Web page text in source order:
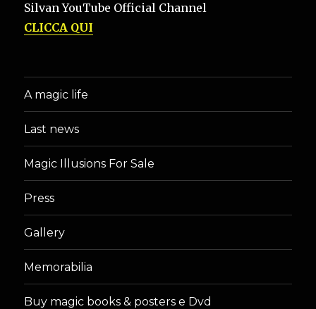
Silvan YouTube Official Channel
CLICCA QUI
A magic life
Last news
Magic Illusions For Sale
Press
Gallery
Memorabilia
Buy magic books & posters e Dvd